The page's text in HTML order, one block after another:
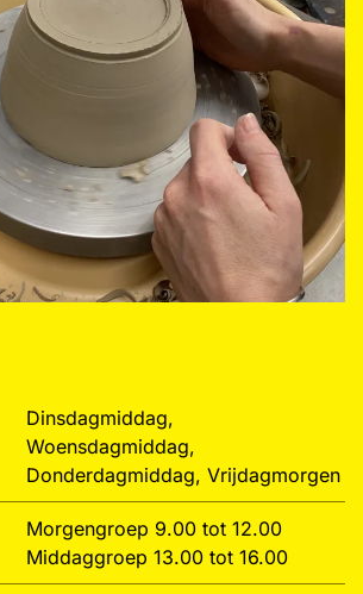
Dinsdagmiddag,
Woensdagmiddag,
Donderdagmiddag, Vrijdagmorgen
Morgengroep 9.00 tot 12.00
Middaggroep 13.00 tot 16.00